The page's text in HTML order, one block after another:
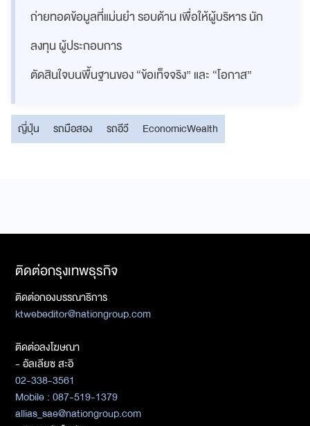
ถ่ายทอดข้อมูลที่แม่นยำ รอบด้าน เพื่อให้ผู้บริหาร นัก
ลงทุน ผู้ประกอบการ
ตัดสินใจบนพื้นฐานของ “ข้อเท็จจริง” และ “โอกาส”
ญี่ปุ่น รถมือสอง รถอีวี EconomicWealth
ติดต่อกรุงเทพธุรกิจ
ติดต่อกองบรรณาธิการ
ktwebeditor@nationgroup.com
ติดต่อลงโฆษณา
- อัลเลียซ สะอิ
02-338-3561
Mobile : 087-519-1379
allias_sae@nationgroup.com